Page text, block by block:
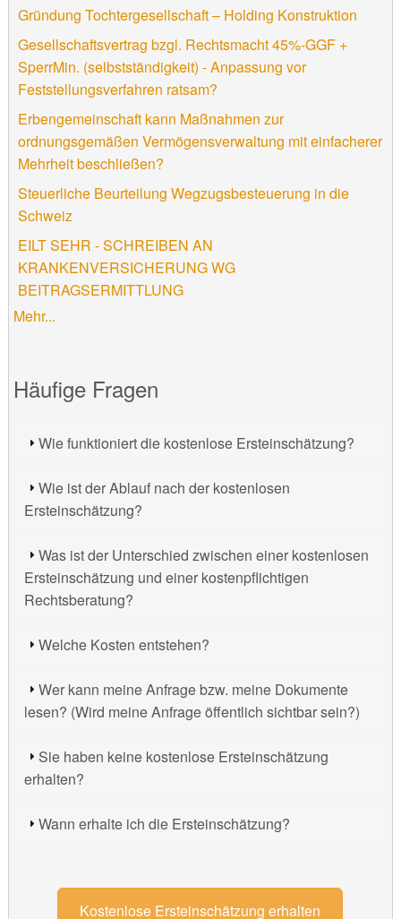
Gründung Tochtergesellschaft – Holding Konstruktion
Gesellschaftsvertrag bzgl. Rechtsmacht 45%-GGF +
SperrMin. (selbstständigkeit) - Anpassung vor
Feststellungsverfahren ratsam?
Erbengemeinschaft kann Maßnahmen zur
ordnungsgemäßen Vermögensverwaltung mit einfacherer
Mehrheit beschließen?
Steuerliche Beurteilung Wegzugsbesteuerung in die
Schweiz
EILT SEHR - SCHREIBEN AN
KRANKENVERSICHERUNG WG
BEITRAGSERMITTLUNG
Mehr...
Häufige Fragen
Wie funktioniert die kostenlose Ersteinschätzung?
Wie ist der Ablauf nach der kostenlosen
Ersteinschätzung?
Was ist der Unterschied zwischen einer kostenlosen
Ersteinschätzung und einer kostenpflichtigen
Rechtsberatung?
Welche Kosten entstehen?
Wer kann meine Anfrage bzw. meine Dokumente
lesen? (Wird meine Anfrage öffentlich sichtbar sein?)
Sie haben keine kostenlose Ersteinschätzung
erhalten?
Wann erhalte ich die Ersteinschätzung?
Kostenlose Ersteinschätzung erhalten